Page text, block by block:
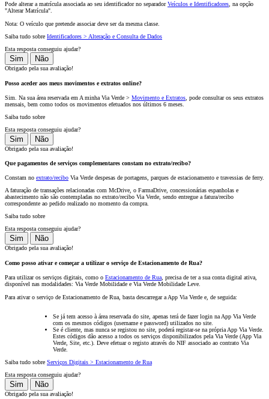
Pode alterar a matrícula associada ao seu identificador no separadorVeículos e Identificadores, na opção
"Alterar Matrícula".
Nota: O veículo que pretende associar deve ser da mesma classe.
Saiba tudo sobre Identificadores > Alteração e Consulta de Dados
Esta resposta conseguiu ajudar?
Sim Não
Obrigado pela sua avaliação!
Posso aceder aos meus movimentos e extratos online?
Sim. Na sua área reservada em A minha Via Verde > Movimento e Extratos , pode consultar os seus extratos
mensais, bem como todos os movimentos efetuados nos últimos 6 meses.
Saiba tudo sobre
Esta resposta conseguiu ajudar?
Sim Não
Obrigado pela sua avaliação!
Que pagamentos de serviços complementares constam no extrato/recibo?
Constam no extrato/recibo Via Verde despesas de portagens, parques de estacionamento e travessias de ferry.
A faturação de transações relacionadas com McDrive, o FarmaDrive, concessionárias espanholas e
abastecimento não são contempladas no extrato/recibo Via Verde, sendo entregue a fatura/recibo
correspondente ao pedido realizado no momento da compra.
Saiba tudo sobre
Esta resposta conseguiu ajudar?
Sim Não
Obrigado pela sua avaliação!
Como posso ativar e começar a utilizar o serviço de Estacionamento de Rua?
Para utilizar os serviços digitais, como o Estacionamento de Rua , precisa de ter a sua conta digital ativa,
disponível nas modalidades: Via Verde Mobilidade e Via Verde Mobilidade Leve.
Para ativar o serviço de Estacionamento de Rua, basta descarregar a App Via Verde e, de seguida:
Se já tem acesso à área reservada do site, apenas terá de fazer login na App Via Verde
com os mesmos códigos (username e password) utilizados no site.
Se é cliente, mas nunca se registou no site, poderá registar-se na própria App Via Verde.
Estes códigos dão acesso a todos os serviços disponibilizados pela Via Verde (App Via
Verde, Site, etc.). Deve efetuar o registo através do NIF associado ao contrato Via
Verde.
Saiba tudo sobre Serviços Digitais > Estacionamento de Rua
Esta resposta conseguiu ajudar?
Sim Não
Obrigado pela sua avaliação!